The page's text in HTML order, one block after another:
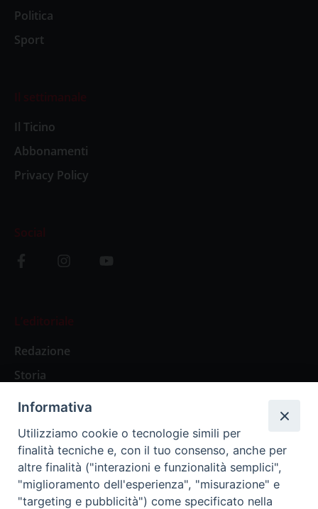
Politica
Sport
Il settimanale
Il Ticino
Abbonamenti
Privacy Policy
Social
L’editoriale
Redazione
Storia
Abbonamenti
Abbonamento Annuale Digitale
Abbonamento Annuale Cartaceo
Informativa
Utilizziamo cookie o tecnologie simili per
finalità tecniche e, con il tuo consenso, anche per
altre finalità ("interazioni e funzionalità semplici",
"miglioramento dell'esperienza", "misurazione" e
"targeting e pubblicità") come specificato nella